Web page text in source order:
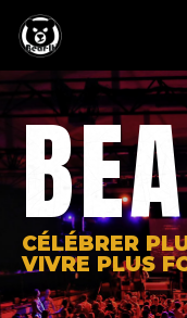
CÉLÉBRER
VIVRE PLUS